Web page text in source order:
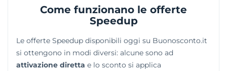
Continental, monopattini elettrici e biciclette
pieghevoli, oltre a supporti per smartphone e
affiancano attrezzature da campeggio e articoli per
vivere gli spazi outdoor. L'azienda gestisce anche
negozi fisici tradizionali.
Come funzionano le offerte
Speedup
Le offerte Speedup disponibili oggi su Buonosconto.it
si ottengono in modi diversi: alcune sono ad
attivazione diretta e lo sconto si applica